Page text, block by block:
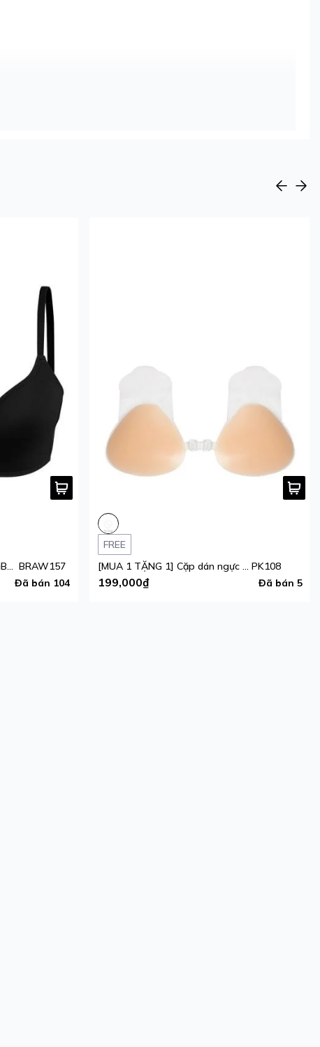
[MUA 1 TẶNG 1] Áo ngực nữ iBasic Inviswire gọng ảo mút mỏng form Tshirt BRAW157
Đã bán 104
FREE
[MUA 1 TẶNG 1] Cặp dán ngực silicone PK108
199,000₫ Đã bán 5